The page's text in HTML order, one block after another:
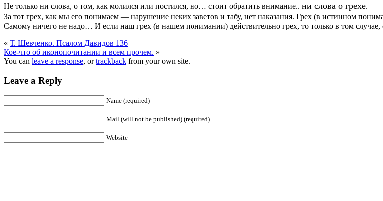
Не только ни слова, о том, как молился или постился, но… стоит обратить внимание.. ни слова о грехе.
За тот грех, как мы его понимаем — нарушение неких заветов и табу, нет наказания. Грех (в истинном
Самому ничего не надо… И если наш грех (в нашем понимании) действительно грех, то только в том
« Т. Шевченко. Псалом Давидов 136
Кое-что об иконопочитании и всем прочем. »
You can leave a response, ortrackback from your own site.
Leave a Reply
Name (required)
Mail (will not be published) (required)
Website